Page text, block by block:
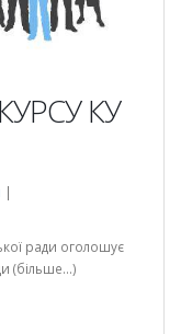
КУ
|
ради оголошує
(більше…)